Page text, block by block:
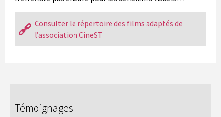
Consulter le répertoire des films adaptés de
l’association CineST
Témoignages